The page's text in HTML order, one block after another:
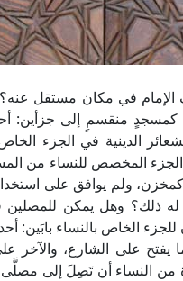
في مكان مستقل
الأرضي فيها كمسجدٍ منقسمٍ إلى
الدينية في الجزء
المخصص للنساء من
ولم يوافق على
له ذلك؟ وهل يمكن
الخاص بالنساء بابَين:
يفتح على الشارع، والآخر
من النساء أن تَصِلَ إلى مصلَّى